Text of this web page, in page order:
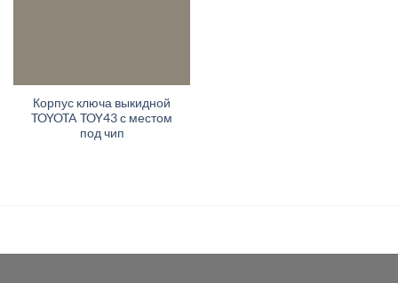
Корпус ключа выкидной
TOYOTA TOY43 с местом
под чип